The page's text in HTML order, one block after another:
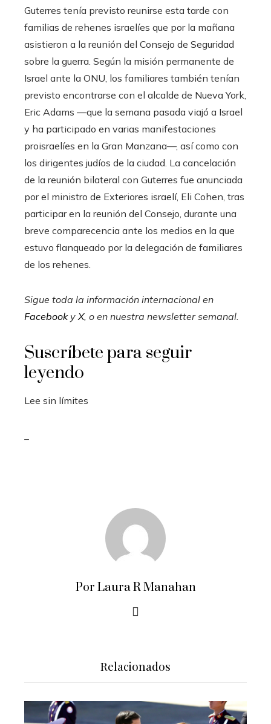
Guterres tenía previsto reunirse esta tarde con
familias de rehenes israelíes que por la mañana
asistieron a la reunión del Consejo de Seguridad
sobre la guerra. Según la misión permanente de
Israel ante la ONU, los familiares también tenían
previsto encontrarse con el alcalde de Nueva York,
Eric Adams —que la semana pasada viajó a Israel
y ha participado en varias manifestaciones
proisraelíes en la Gran Manzana—, así como con
los dirigentes judíos de la ciudad. La cancelación
de la reunión bilateral con Guterres fue anunciada
por el ministro de Exteriores israelí, Eli Cohen, tras
participar en la reunión del Consejo, durante una
breve comparecencia ante los medios en la que
estuvo flanqueado por la delegación de familiares
de los rehenes.
Sigue toda la información internacional en
FacebookyX, o en nuestra newsletter semanal.
Suscríbete para seguir
leyendo
Lee sin límites
Por Laura R Manahan
Relacionados